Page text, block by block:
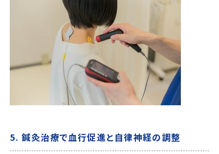
5.鍼灸治療で血行促進と自律神経の調整